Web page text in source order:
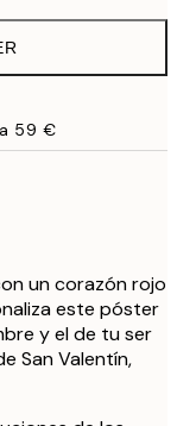
59 €
un corazón rojo
este póster
y el de tu ser
San Valentín,